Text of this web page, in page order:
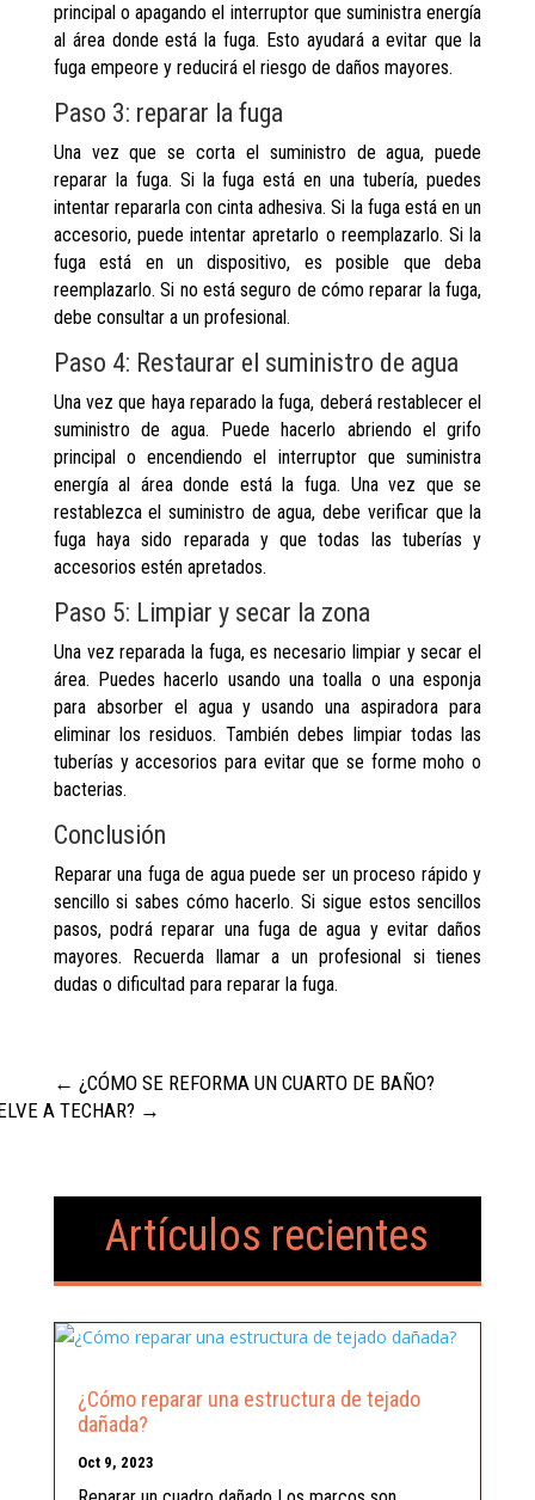
principal o apagando el interruptor que suministra energía
al área donde está la fuga. Esto ayudará a evitar que la
fuga empeore y reducirá el riesgo de daños mayores.
Paso 3: reparar la fuga
Una vez que se corta el suministro de agua, puede
reparar la fuga. Si la fuga está en una tubería, puedes
intentar repararla con cinta adhesiva. Si la fuga está en un
accesorio, puede intentar apretarlo o reemplazarlo. Si la
fuga está en un dispositivo, es posible que deba
reemplazarlo. Si no está seguro de cómo reparar la fuga,
debe consultar a un profesional.
Paso 4: Restaurar el suministro de agua
Una vez que haya reparado la fuga, deberá restablecer el
suministro de agua. Puede hacerlo abriendo el grifo
principal o encendiendo el interruptor que suministra
energía al área donde está la fuga. Una vez que se
restablezca el suministro de agua, debe verificar que la
fuga haya sido reparada y que todas las tuberías y
accesorios estén apretados.
Paso 5: Limpiar y secar la zona
Una vez reparada la fuga, es necesario limpiar y secar el
área. Puedes hacerlo usando una toalla o una esponja
para absorber el agua y usando una aspiradora para
eliminar los residuos. También debes limpiar todas las
tuberías y accesorios para evitar que se forme moho o
bacterias.
Conclusión
Reparar una fuga de agua puede ser un proceso rápido y
sencillo si sabes cómo hacerlo. Si sigue estos sencillos
pasos, podrá reparar una fuga de agua y evitar daños
mayores. Recuerda llamar a un profesional si tienes
dudas o dificultad para reparar la fuga.
← ¿CÓMO SE REFORMA UN CUARTO DE BAÑO?
A TECHAR? →
Artículos recientes
¿Cómo reparar una estructura de tejado
dañada?
Oct 9, 2023